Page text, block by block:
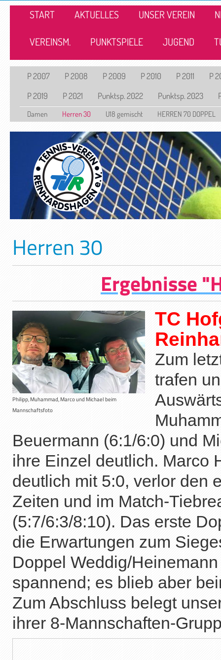
START AKTUELLES UNSER VEREIN
VEREINSM. PUNKTSPIELE JUGEND
P 2007 P 2008 P 2009 P 2010 P 2011
P
P 2019
P 2021 Punktsp. 2022 Punktsp. 2023
Damen Herren 30 U18 gemischt HERREN 70 DOPPEL
Herren 30
Ergebnisse
Philipp, Muhammad, Marco und Michael beim
Mannschaftsfoto
TC
Zum
trafen
Beuermann (6:1/6:0) und
ihre Einzel deutlich. Marco
deutlich mit 5:0, verlor den
Zeiten und im Match-
(5:7/6:3/8:10). Das erste
die Erwartungen zum
Doppel Weddig/
spannend; es blieb aber
Zum Abschluss belegt
ihrer 8-Mannschaften-